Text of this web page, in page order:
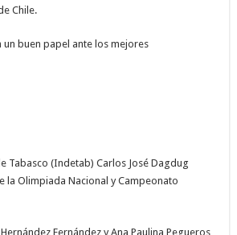
Chile.
un buen papel ante los mejores
Tabasco (Indetab) Carlos José Dagdug
la Olimpiada Nacional y Campeonato
Fernández y Ana Paulina Pegueros